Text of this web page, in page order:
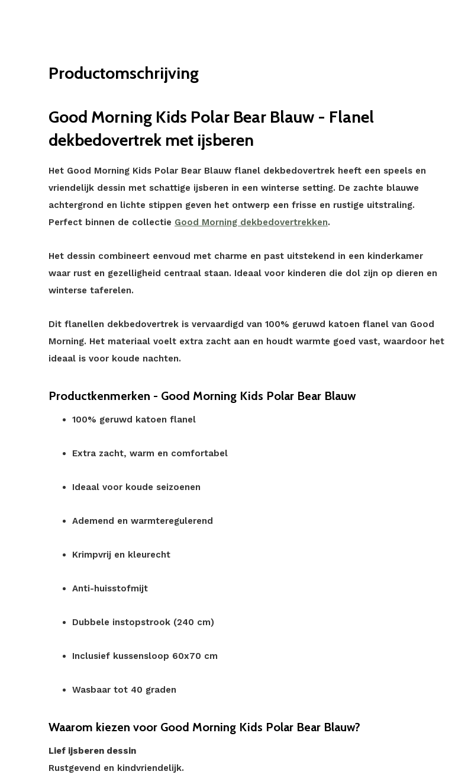
Productomschrijving
Good Morning Kids Polar Bear Blauw - Flanel
dekbedovertrek met ijsberen
Het Good Morning Kids Polar Bear Blauw flanel dekbedovertrek heeft een speels en
vriendelijk dessin met schattige ijsberen in een winterse setting. De zachte blauwe
achtergrond en lichte stippen geven het ontwerp een frisse en rustige uitstraling.
Perfect binnen de collectie Good Morning dekbedovertrekken.
Het dessin combineert eenvoud met charme en past uitstekend in een kinderkamer
waar rust en gezelligheid centraal staan. Ideaal voor kinderen die dol zijn op dieren en
winterse taferelen.
Dit flanellen dekbedovertrek is vervaardigd van 100% geruwd katoen flanel van Good
Morning. Het materiaal voelt extra zacht aan en houdt warmte goed vast, waardoor het
ideaal is voor koude nachten.
Productkenmerken - Good Morning Kids Polar Bear Blauw
100% geruwd katoen flanel
Extra zacht, warm en comfortabel
Ideaal voor koude seizoenen
Ademend en warmteregulerend
Krimpvrij en kleurecht
Anti-huisstofmijt
Dubbele instopstrook (240 cm)
Inclusief kussensloop 60x70 cm
Wasbaar tot 40 graden
Waarom kiezen voor Good Morning Kids Polar Bear Blauw?
Lief ijsberen dessin
Rustgevend en kindvriendelijk.